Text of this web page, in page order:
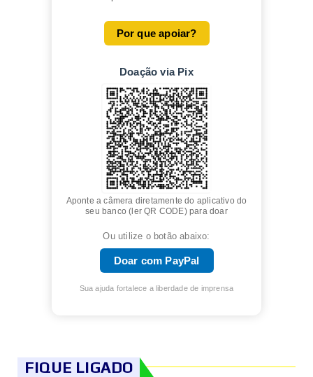
Por que apoiar?
Doação via Pix
Aponte a câmera diretamente do aplicativo do
seu banco (ler QR CODE) para doar
Ou utilize o botão abaixo:
Doar com PayPal
Sua ajuda fortalece a liberdade de imprensa
FIQUE LIGADO